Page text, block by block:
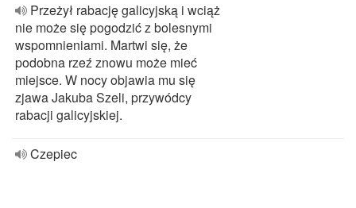
Przeżył rabację galicyjską i wciąż
nie może się pogodzić z bolesnymi
wspomnieniami. Martwi się, że
podobna rzeź znowu może mieć
miejsce. W nocy objawia mu się
zjawa Jakuba Szeli, przywódcy
rabacji galicyjskiej.
Czepiec